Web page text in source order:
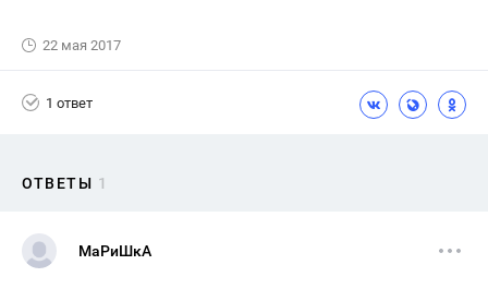
22 мая 2017
1 ответ
ОТВЕТЫ 1
МаРиШкА